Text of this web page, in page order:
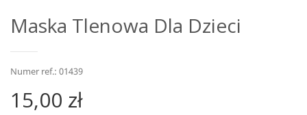
Maska Tlenowa Dla Dzieci
Numer ref.: 01439
15,00 zł